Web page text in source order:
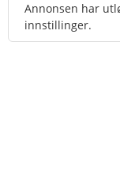
Annonsen har
innstillinger.